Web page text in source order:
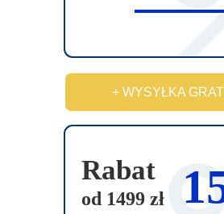
+ WYSYŁKA
Rabat
od 1499 zł